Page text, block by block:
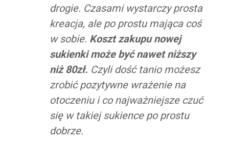
drogie. Czasami wystarczy prosta
kreacja, ale po prostu mająca coś
w sobie. Koszt zakupu nowej
sukienki może być nawet niższy
niż 80zł. Czyli dość tanio możesz
zrobić pozytywne wrażenie na
otoczeniu i co najważniejsze czuć
się w takiej sukience po prostu
dobrze.